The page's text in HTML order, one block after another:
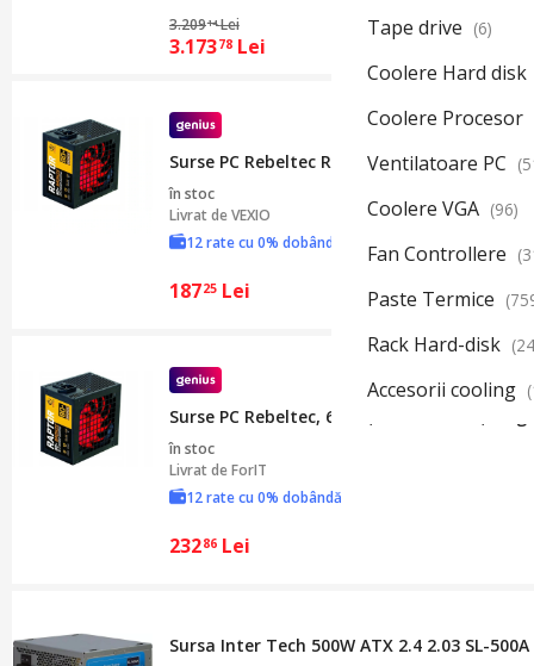
Tape drive (6)
Coolere Hard disk
Coolere Procesor
Ventilatoare PC
Coolere VGA (96)
Fan Controllere
Paste Termice
Rack Hard-disk
Accesorii cooling
3.20914 Lei
3.17378 Lei
Surse PC Rebeltec RAPTOR 500W, BRONZE
în stoc
Livrat deVEXIO
12 rate cu 0% dobândă
18725 Lei
Surse PC Rebeltec, 600W, BRONZE 80+,
în stoc
Livrat deForIT
12 rate cu 0% dobândă
23286 Lei
Sursa Inter Tech 500W ATX 2.4 2.03 SL-500A